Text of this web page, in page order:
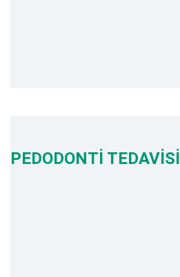
PEDODONTİ TEDAVİSİ